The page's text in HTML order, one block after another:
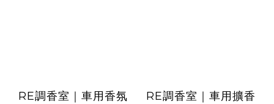
RE調香室｜車用香氛
RE調香室｜車用擴香